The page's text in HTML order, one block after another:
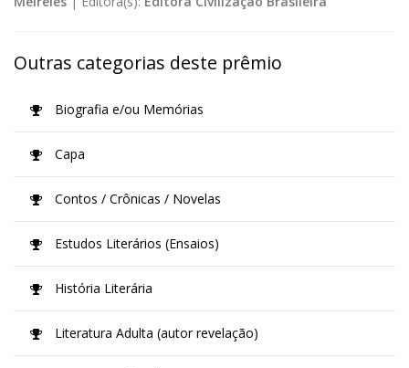
Outras categorias deste prêmio
Biografia e/ou Memórias
Capa
Contos / Crônicas / Novelas
Estudos Literários (Ensaios)
História Literária
Literatura Adulta (autor revelação)